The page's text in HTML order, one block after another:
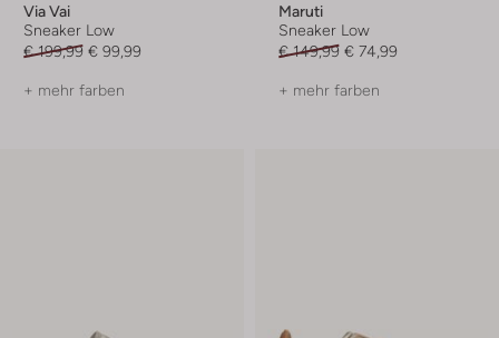
Via Vai
Sneaker Low
€ 199,99 € 99,99
+ mehr farben
Maruti
Sneaker Low
€ 149,99 € 74,99
+ mehr farben